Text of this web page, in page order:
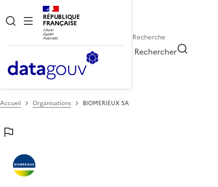
RÉPUBLIQUE
FRANÇAISE
Rechercher
Accueil Organisations BIOMERIEUX SA